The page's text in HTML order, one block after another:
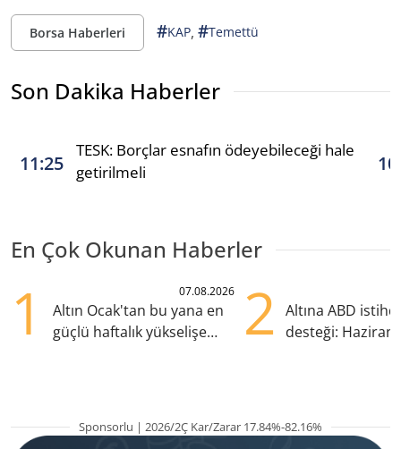
Borsa Haberleri #KAP, #Temettü
Son Dakika Haberler
11:25
TESK: Borçlar esnafın ödeyebileceği hale
getirilmeli
En Çok Okunan Haberler
1 07.08.2026
Altın Ocak'tan bu yana en
güçlü haftalık yükselişe
2
Altına ABD
desteği:
Sponsorlu | 2026/2Ç Kar/Zarar 17.84%-82.16%